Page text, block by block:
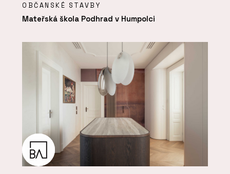
OBČANSKÉ STAVBY
Mateřská škola Podhrad v Humpolci